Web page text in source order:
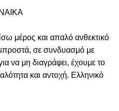
μέρος και απαλό ανθεκτικό
σε συνδυασμό με
να μη διαγράφει, έχουμε το
και αντοχή. Ελληνικό